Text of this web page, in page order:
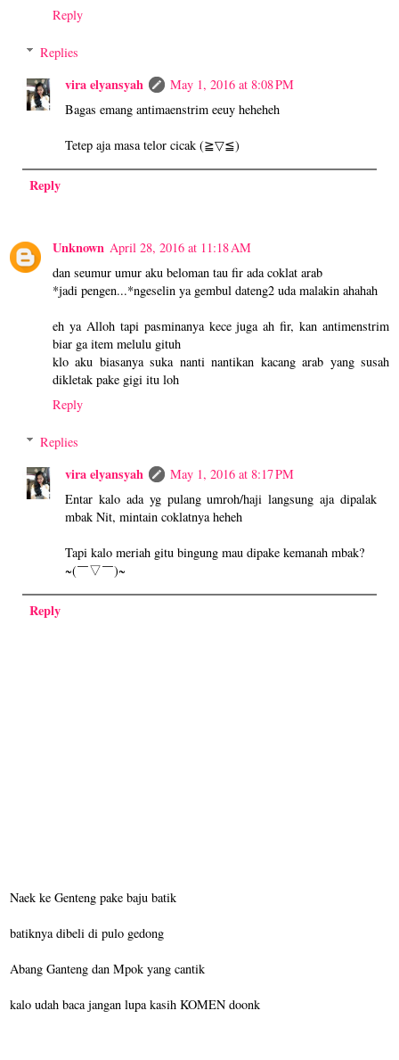
Reply
Replies
vira elyansyah
May 1, 2016 at 8:08 PM
Bagas emang antimaenstrim eeuy heheheh
Tetep aja masa telor cicak (≧▽≦)
Reply
Unknown April 28, 2016 at 11:18 AM
dan seumur umur aku beloman tau fir ada coklat arab
*jadi pengen...*ngeselin ya gembul dateng2 uda malakin ahahah
eh ya Alloh tapi pasminanya kece juga ah fir, kan antimenstrim
biar ga item melulu gituh
klo aku biasanya suka nanti nantikan kacang arab yang susah
dikletak pake gigi itu loh
Reply
Replies
vira elyansyah
May 1, 2016 at 8:17 PM
Entar kalo ada yg pulang umroh/haji langsung aja dipalak
mbak Nit, mintain coklatnya heheh
Tapi kalo meriah gitu bingung mau dipake kemanah mbak?
~(￣▽￣)~
Reply
Naek ke Genteng pake baju batik
batiknya dibeli di pulo gedong
Abang Ganteng dan Mpok yang cantik
kalo udah baca jangan lupa kasih KOMEN doonk